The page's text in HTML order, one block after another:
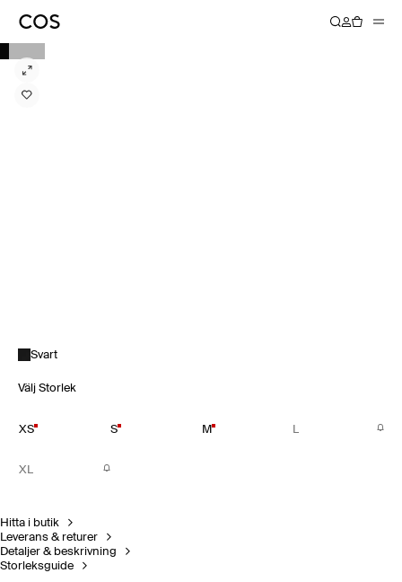
Svart
Välj Storlek
XS S M L
XL
Hitta i butik
Leverans & returer
Detaljer & beskrivning
Storleksguide